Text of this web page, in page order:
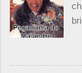
i
o